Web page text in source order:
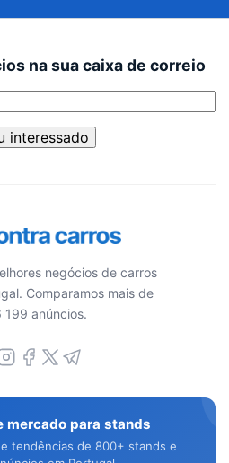
na sua caixa de correio
interessado
negócios de carros
Comparamos mais de
199 anúncios.
mercado para stands
tendências de 800+ stands e